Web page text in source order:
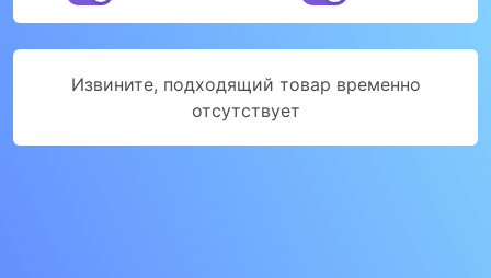
Извините, подходящий товар временно
отсутствует